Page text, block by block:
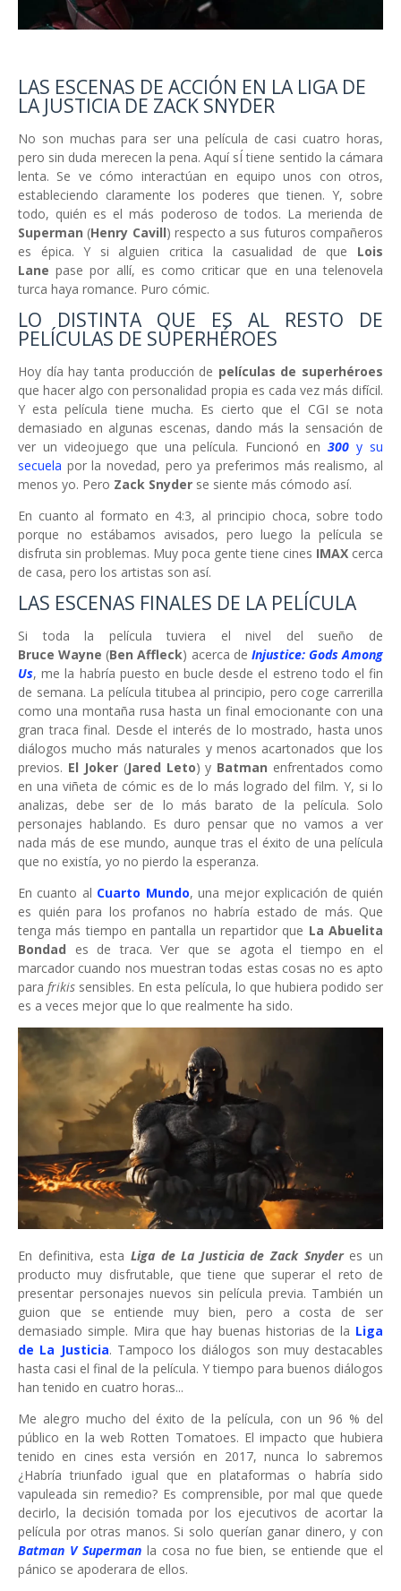
LAS ESCENAS DE ACCIÓN EN LA LIGA DE
LA JUSTICIA DE ZACK SNYDER
No son muchas para ser una película de casi cuatro horas,
pero sin duda merecen la pena. Aquí sÍ tiene sentido la cámara
lenta. Se ve cómo interactúan en equipo unos con otros,
estableciendo claramente los poderes que tienen. Y, sobre
todo, quién es el más poderoso de todos. La merienda de
Superman (Henry Cavill) respecto a sus futuros compañeros
es épica. Y si alguien critica la casualidad de que Lois
Lanepase por allí, es como criticar que en una telenovela
turca haya romance. Puro cómic.
LO DISTINTA QUE ES AL RESTO DE
PELÍCULAS DE SUPERHÉROES
Hoy día hay tanta producción de películas de superhéroes
que hacer algo con personalidad propia es cada vez más difícil.
Y esta película tiene mucha. Es cierto que el CGI se nota
demasiado en algunas escenas, dando más la sensación de
ver un videojuego que una película. Funcionó en300 y su
secuela por la novedad, pero ya preferimos más realismo, al
menos yo. Pero Zack Snyder se siente más cómodo así.
En cuanto al formato en 4:3, al principio choca, sobre todo
porque no estábamos avisados, pero luego la película se
disfruta sin problemas. Muy poca gente tiene cines IMAX cerca
de casa, pero los artistas son así.
LAS ESCENAS FINALES DE LA PELÍCULA
Si toda la película tuviera el nivel del sueño de
Bruce Wayne (Ben Affleck) acerca de Injustice: Gods Among
Us, me la habría puesto en bucle desde el estreno todo el fin
de semana. La película titubea al principio, pero coge carrerilla
como una montaña rusa hasta un final emocionante con una
gran traca final. Desde el interés de lo mostrado, hasta unos
diálogos mucho más naturales y menos acartonados que los
previos. El Joker(Jared Leto) y Batman enfrentados como
en una viñeta de cómic es de lo más logrado del film. Y, si lo
analizas, debe ser de lo más barato de la película. Solo
personajes hablando. Es duro pensar que no vamos a ver
nada más de ese mundo, aunque tras el éxito de una película
que no existía, yo no pierdo la esperanza.
En cuanto al Cuarto Mundo, una mejor explicación de quién
es quién para los profanos no habría estado de más. Que
tenga más tiempo en pantalla un repartidor que La Abuelita
Bondad es de traca. Ver que se agota el tiempo en el
marcador cuando nos muestran todas estas cosas no es apto
parafrikis sensibles. En esta película, lo que hubiera podido ser
es a veces mejor que lo que realmente ha sido.
En definitiva, esta Liga de La Justicia de Zack Snyderes un
producto muy disfrutable, que tiene que superar el reto de
presentar personajes nuevos sin película previa. También un
guion que se entiende muy bien, pero a costa de ser
demasiado simple. Mira que hay buenas historias de la Liga
de La Justicia. Tampoco los diálogos son muy destacables
hasta casi el final de la película. Y tiempo para buenos diálogos
han tenido en cuatro horas...
Me alegro mucho del éxito de la película, con un 96 % del
público en la web Rotten Tomatoes. El impacto que hubiera
tenido en cines esta versión en 2017, nunca lo sabremos
¿Habría triunfado igual que en plataformas o habría sido
vapuleada sin remedio? Es comprensible, por mal que quede
decirlo, la decisión tomada por los ejecutivos de acortar la
película por otras manos. Si solo querían ganar dinero, y con
Batman V Supermanla cosa no fue bien, se entiende que el
pánico se apoderara de ellos.